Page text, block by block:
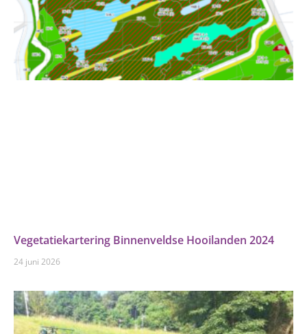
Vegetatiekartering Binnenveldse Hooilanden 2024
24 juni 2026